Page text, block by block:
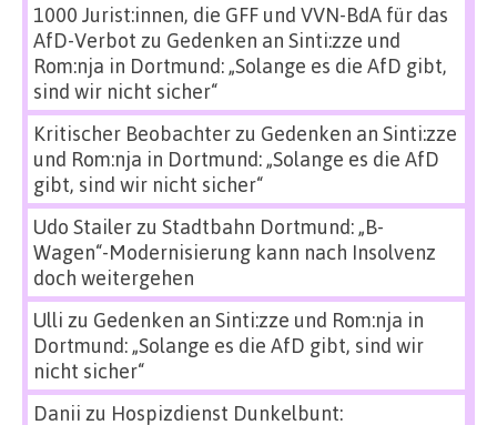
1000 Jurist:innen, die GFF und VVN-BdA für das
AfD-Verbot zu Gedenken an Sinti:zze und
Rom:nja in Dortmund: „Solange es die AfD gibt,
sind wir nicht sicher“
Kritischer Beobachterzu Gedenken an Sinti:zze
und Rom:nja in Dortmund: „Solange es die AfD
gibt, sind wir nicht sicher“
Udo Stailerzu Stadtbahn Dortmund: „B-
Wagen“-Modernisierung kann nach Insolvenz
doch weitergehen
Ulli zu Gedenken an Sinti:zze und Rom:nja in
Dortmund: „Solange es die AfD gibt, sind wir
nicht sicher“
Danii zu Hospizdienst Dunkelbunt: